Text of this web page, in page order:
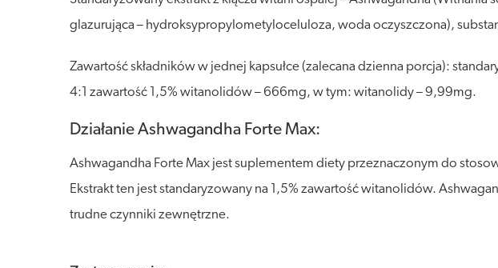
glazurująca – hydroksypropylometyloceluloza, woda oczyszczona),
Zawartość składników w jednej kapsułce (zalecana dzienna porcja):
4:1 zawartość 1,5% witanolidów – 666mg, w tym: witanolidy – 9,99mg.
Działanie Ashwagandha Forte Max:
Ashwagandha Forte Max jest suplementem diety przeznaczonym do
Ekstrakt ten jest standaryzowany na 1,5% zawartość witanolidów.
trudne czynniki zewnętrzne.